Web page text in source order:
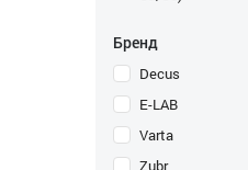
Бренд
Decus
E-LAB
Varta
Zubr